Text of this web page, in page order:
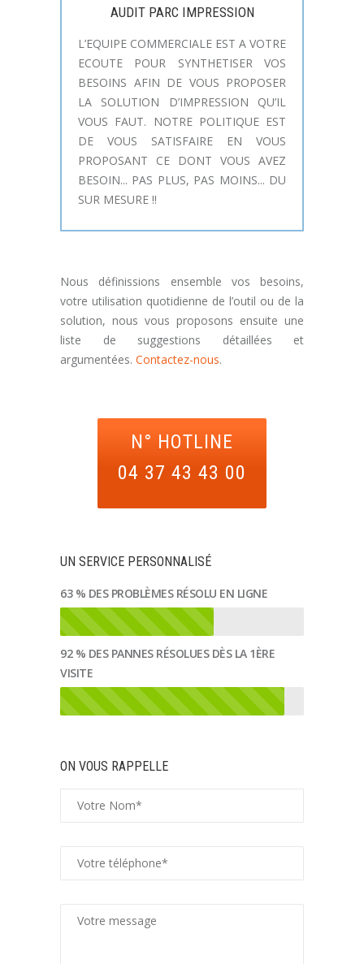
AUDIT PARC IMPRESSION
L’EQUIPE COMMERCIALE EST A VOTRE
ECOUTE POUR SYNTHETISER VOS
BESOINS AFIN DE VOUS PROPOSER
LA SOLUTION D’IMPRESSION QU’IL
VOUS FAUT. NOTRE POLITIQUE EST
DE VOUS SATISFAIRE EN VOUS
PROPOSANT CE DONT VOUS AVEZ
BESOIN... PAS PLUS, PAS MOINS... DU
SUR MESURE !!
Nous définissions ensemble vos besoins,
votre utilisation quotidienne de l’outil ou de la
solution, nous vous proposons ensuite une
liste de suggestions détaillées et
argumentées. Contactez-nous.
N° HOTLINE
04 37 43 43 00
UN SERVICE PERSONNALISÉ
63 % DES PROBLÈMES RÉSOLU EN LIGNE
92 % DES PANNES RÉSOLUES DÈS LA 1ÈRE
VISITE
ON VOUS RAPPELLE